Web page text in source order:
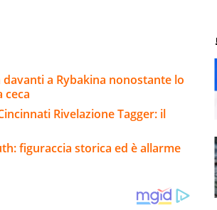
davanti a Rybakina nonostante lo
ceca
Rivelazione Tagger: il
figuraccia storica ed è allarme